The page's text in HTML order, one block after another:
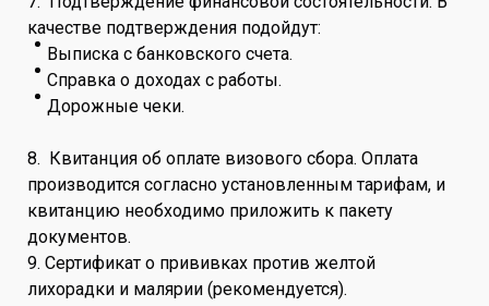
качестве подтверждения подойдут:
Выписка с банковского счета.
Справка о доходах с работы.
Дорожные чеки.
8. Квитанция об оплате визового сбора. Оплата
производится согласно установленным тарифам, и
квитанцию необходимо приложить к пакету
документов.
9. Сертификат о прививках против желтой
лихорадки и малярии (рекомендуется).